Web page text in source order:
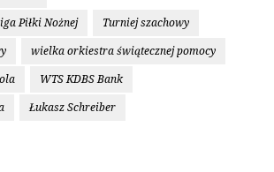
Piłki Nożnej
Turniej szachowy
wielka orkiestra świątecznej pomocy
WTS KDBS Bank
Łukasz Schreiber